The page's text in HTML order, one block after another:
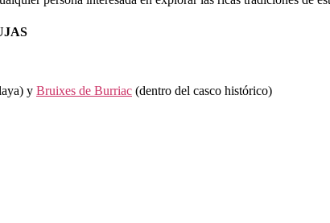
y Bruixes de Burriac (dentro del casco histórico)